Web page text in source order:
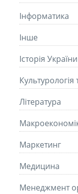
Інформатика
Інше
Історія України
Літературa
Маркетинг
Медицина
Менеджмент